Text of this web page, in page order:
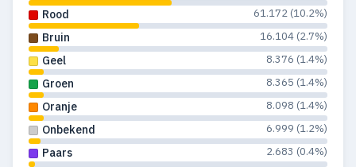
1989 409 119
1988 454 141
1987 122
1986 588 179
1985 170
Rood 61.172 (10.2%)
Bruin 16.104 (2.7%)
Geel 8.376 (1.4%)
Groen 8.365 (1.4%)
Oranje 8.098 (1.4%)
Onbekend 6.999 (1.2%)
Paars 2.683 (0.4%)